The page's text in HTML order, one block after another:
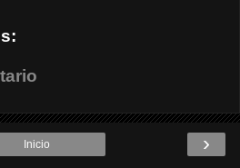
›
Inicio